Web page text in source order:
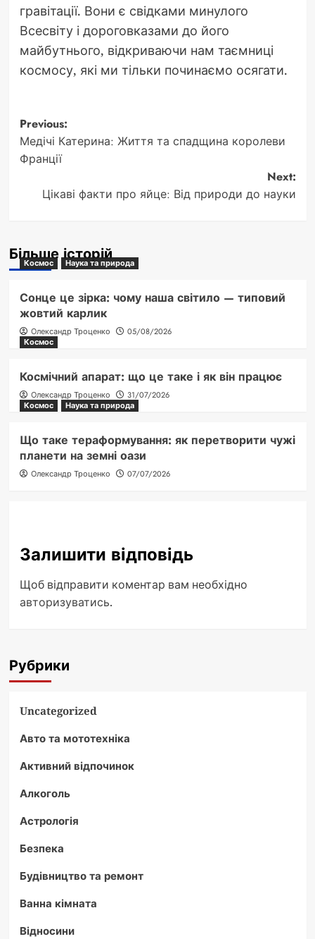
гравітації. Вони є свідками минулого
Всесвіту і дороговказами до його
майбутнього, відкриваючи нам таємниці
космосу, які ми тільки починаємо осягати.
Post
navigation
Previous:
Медічі Катерина: Життя та спадщина королеви
Франції
Next:
Цікаві факти про яйце: Від природи до науки
Більше історій
Космос Наука та природа
Сонце це зірка: чому наша світило — типовий
жовтий карлик
Олександр Троценко
05/08/2026
Космос
Космічний апарат: що це таке і як він працює
Олександр Троценко
31/07/2026
Космос
Наука та природа
Що таке тераформування: як перетворити чужі
планети на земні оази
Олександр Троценко 07/07/2026
Залишити відповідь
Щоб відправити коментар вам необхідно
авторизуватись.
Рубрики
Uncategorized
Авто та мототехніка
Активний відпочинок
Алкоголь
Астрологія
Безпека
Будівництво та ремонт
Ванна кімната
Відносини